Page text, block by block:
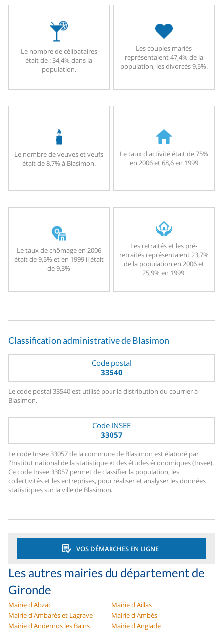
Le nombre de célibataires
était de : 34,4% dans la
population.
Les couples mariés
représentaient 47,4% de la
population, les divorcés 9,5%.
Le nombre de veuves et veufs
était de 8,7% à Blasimon.
Le taux d'activité était de 75%
en 2006 et 68,6 en 1999
Le taux de chômage en 2006
était de 9,5% et en 1999 il était
de 9,3%
Les retraités et les pré-
retraités représentaient 23,7%
de la population en 2006 et
25,9% en 1999.
Classification administrative de Blasimon
Code postal
33540
Le code postal 33540 est utilisé pour la distribution du courrier à
Blasimon.
Code INSEE
33057
Le code Insee 33057 de la commune de Blasimon est élaboré par
l'Institut national de la statistique et des études économiques (Insee).
Ce code Insee 33057 permet de classifier la population, les
collectivités et les entreprises, pour réaliser et analyser les données
statistiques sur la ville de Blasimon.
VOS DÉMARCHES EN LIGNE
Les autres mairies du département de
Gironde
Mairie d'Abzac
Mairie d'Aillas
Mairie d'Ambarès et Lagrave
Mairie d'Ambès
Mairie d'Andernos les Bains
Mairie d'Anglade